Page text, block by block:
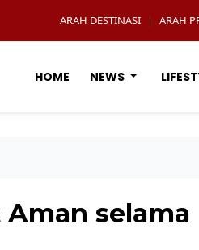
ARAH DESTINASI | ARAH
HOME NEWS
selama